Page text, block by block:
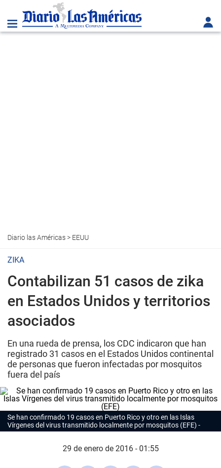
Diario las Américas> EEUU
ZIKA
Contabilizan 51 casos de zika
en Estados Unidos y territorios
asociados
En una rueda de prensa, los CDC indicaron que han
registrado 31 casos en el Estados Unidos continental
de personas que fueron infectadas por mosquitos
fuera del país
Se han confirmado 19 casos en Puerto Rico y otro en las Islas
Vírgenes del virus transmitido localmente por mosquitos (EFE)
29 de enero de 2016 - 01:55